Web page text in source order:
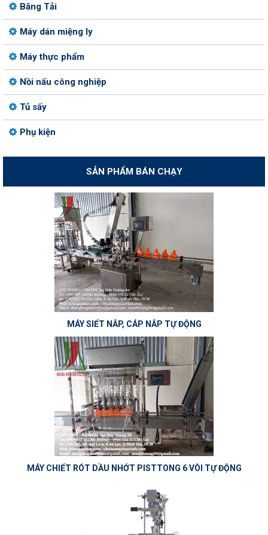
Băng Tải
Máy dán miệng ly
Máy thực phẩm
Nồi nấu công nghiệp
Tủ sấy
Phụ kiện
SẢN PHẨM BÁN CHẠY
MÁY SIẾT NẮP, CÁP NẮP TỰ ĐỘNG
MÁY CHIẾT RÓT DẦU NHỚT PISTTONG 6 VÒI TỰ ĐỘNG